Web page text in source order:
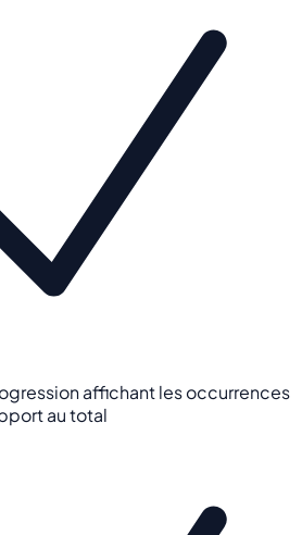
affichant les occurrences
au total